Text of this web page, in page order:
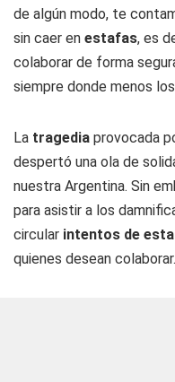
de algún modo, te
sin caer en estafas, es
colaborar de forma
siempre donde menos
La tragedia provocada
despertó una ola de
nuestra Argentina. Sin
para asistir a los
circular intentos de
quienes desean colaborar.